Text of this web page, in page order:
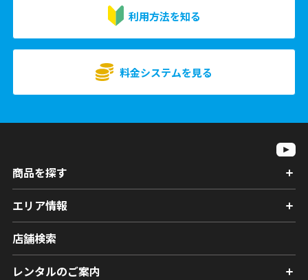
利用方法を知る
料金システムを見る
商品を探す
エリア情報
店舗検索
レンタルのご案内